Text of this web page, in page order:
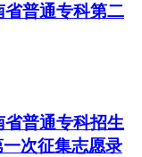
省普通专科第二
普通专科招生
次征集志愿录